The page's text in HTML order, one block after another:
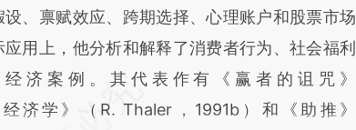
、禀赋效应、跨期选择、心理账户和股票市场
用上，他分析和解释了消费者行为、社会福利
济案例。其代表作有《赢者的诅咒》
经济学》（R. Thaler，1991b）和《助推》